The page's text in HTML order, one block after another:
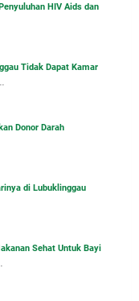
HIV Aids dan
Tidak Dapat Kamar
Donor Darah
di Lubuklinggau
Sehat Untuk Bayi